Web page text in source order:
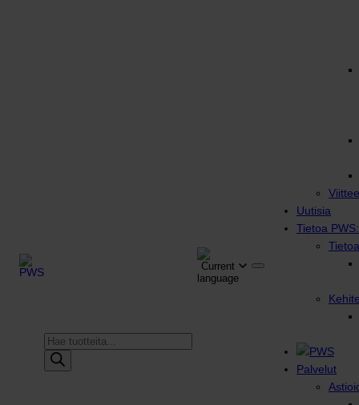
Products
search
Uutisia
Tietoa
Palvelut